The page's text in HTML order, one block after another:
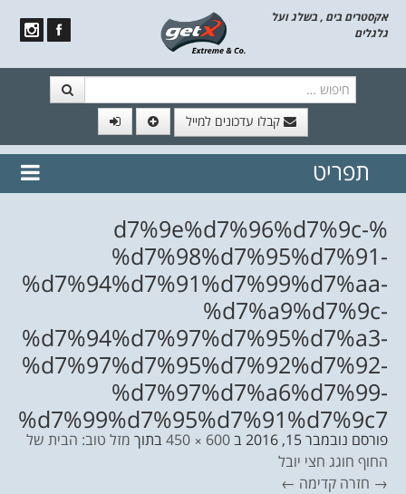
אקסטרים בים , בשלג ועל
גלגלים
קבלו עדכונים למייל
// הצטרף לרשימת תפוצה!
נשמח
תפריט
%d7%9e%d7%96%d7%9c-
%d7%98%d7%95%d7%91-
%d7%94%d7%91%d7%99%d7%aa-
%d7%a9%d7%9c-
%d7%94%d7%97%d7%95%d7%a3-
%d7%97%d7%95%d7%92%d7%92-
%d7%97%d7%a6%d7%99-
%d7%99%d7%95%d7%91%d7%9c7
פורסם נובמבר 15, 2016 ב600 × 450 בתוך מזל טוב: הבית של
החוף חוגג חצי יובל
→ חזרה קדימה ←